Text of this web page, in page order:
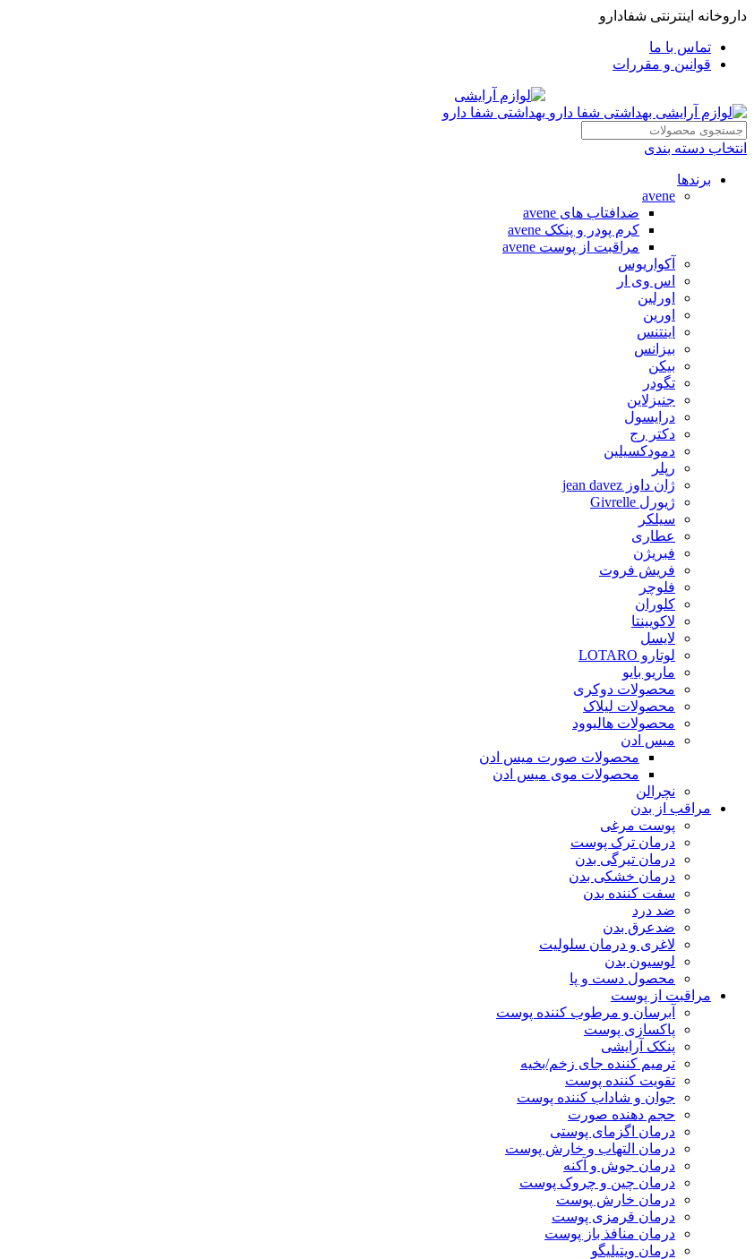
داروخانه اینترنتی شفادارو
تماس با ما
قوانین و مقررات
انتخاب دسته بندی
برندها
avene
ضدافتاب های avene
کرم پودر و پنکک avene
مراقبت از پوست avene
آکواریوس
اس وی ار
اورلین
اورین
اینتنس
بیزانس
بیکن
تگودر
جنیزلاین
درایسول
دکتر رج
دمودکسیلین
رپلر
ژان داوز jean davez
ژیورل Givrelle
سیلکر
عطاری
فبریژن
فریش فروت
فلوچر
کلوران
لاکویینتا
لایسل
لوتارو LOTARO
ماریو بایو
محصولات دوکری
محصولات لیلاک
محصولات هالیوود
میس ادن
محصولات صورت میس ادن
محصولات موی میس ادن
نچرالن
مراقب از بدن
پوست مرغی
درمان ترک پوست
درمان تیرگی بدن
درمان خشکی بدن
سفت کننده بدن
ضد درد
ضدعرق بدن
لاغری و درمان سلولیت
لوسیون بدن
محصول دست و پا
مراقبت از پوست
آبرسان و مرطوب کننده پوست
پاکسازی پوست
پنکک آرایشی
ترمیم کننده جای زخم/بخیه
تقویت کننده پوست
جوان و شاداب کننده پوست
حجم دهنده صورت
درمان اگزمای پوستی
درمان التهاب و خارش پوست
درمان جوش و آکنه
درمان چین و چروک پوست
درمان خارش پوست
درمان قرمزی پوست
درمان منافذ باز پوست
درمان ویتیلیگو